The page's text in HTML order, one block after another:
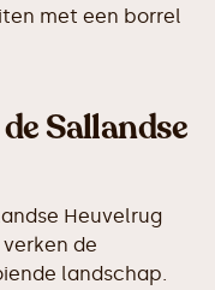
met een borrel
Sallandse
Heuvelrug
de
landschap.